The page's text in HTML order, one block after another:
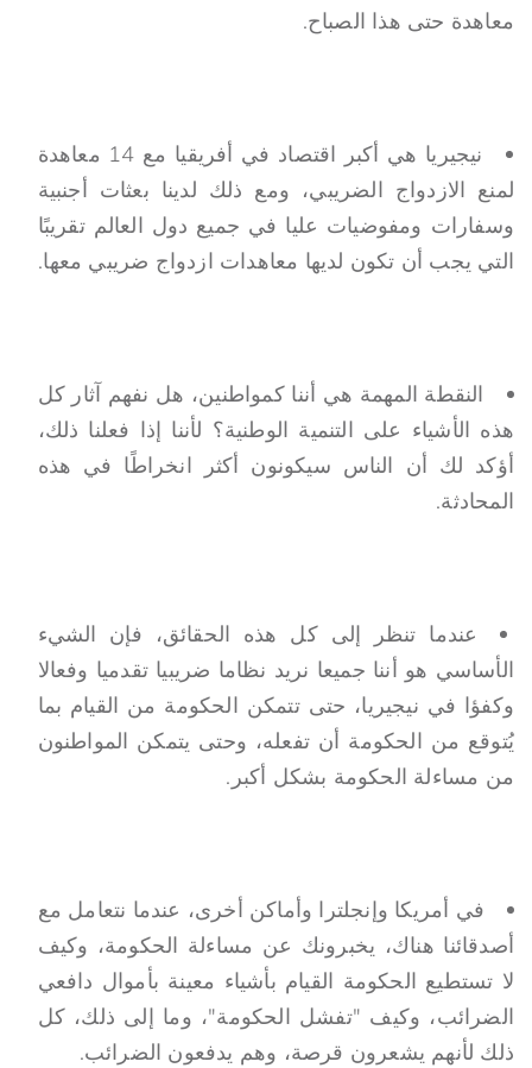
معاهدة حتى هذا الصباح.
نيجيريا هي أكبر اقتصاد في أفريقيا مع 14 معاهدة
لمنع الازدواج الضريبي، ومع ذلك لدينا بعثات أجنبية
وسفارات ومفوضيات عليا في جميع دول العالم تقريبًا
التي يجب أن تكون لديها معاهدات ازدواج ضريبي معها.
النقطة المهمة هي أننا كمواطنين، هل نفهم آثار كل
هذه الأشياء على التنمية الوطنية؟ لأننا إذا فعلنا ذلك،
أؤكد لك أن الناس سيكونون أكثر انخراطًا في هذه
المحادثة.
عندما تنظر إلى كل هذه الحقائق، فإن الشيء
الأساسي هو أننا جميعا نريد نظاما ضريبيا تقدميا وفعالا
وكفؤا في نيجيريا، حتى تتمكن الحكومة من القيام بما
يُتوقع من الحكومة أن تفعله، وحتى يتمكن المواطنون
من مساءلة الحكومة بشكل أكبر.
في أمريكا وإنجلترا وأماكن أخرى، عندما نتعامل مع
أصدقائنا هناك، يخبرونك عن مساءلة الحكومة، وكيف
لا تستطيع الحكومة القيام بأشياء معينة بأموال دافعي
الضرائب، وكيف "تفشل الحكومة"، وما إلى ذلك، كل
ذلك لأنهم يشعرون قرصة، وهم يدفعون الضرائب.